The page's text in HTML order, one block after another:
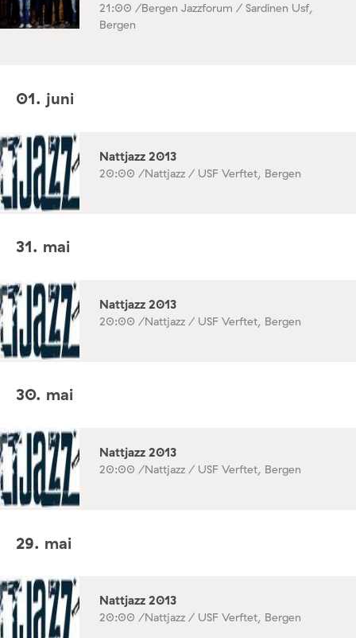
21:00 /Bergen Jazzforum / Sardinen Usf,
Bergen
01. juni
Nattjazz 2013
20:00 /Nattjazz / USF Verftet, Bergen
31. mai
Nattjazz 2013
20:00 /Nattjazz / USF Verftet, Bergen
30. mai
Nattjazz 2013
20:00 /Nattjazz / USF Verftet, Bergen
29. mai
Nattjazz 2013
20:00 /Nattjazz / USF Verftet, Bergen